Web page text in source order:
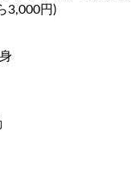
3,000円)